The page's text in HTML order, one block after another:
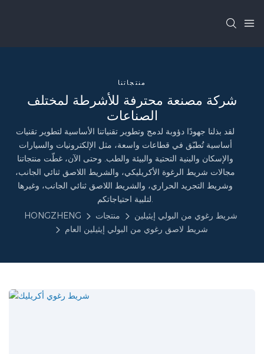
منتجاتنا
شركة مصنعة محترفة للأشرطة لمختلف
الصناعات
لقد بذلنا جهودًا دؤوبة لدمج وتطوير تقنياتنا الأساسية لتطوير تقنيات
أساسية تُطبّق في قطاعات واسعة، مثل الإلكترونيات والسيارات
والإسكان والبنية التحتية والبيئة والطب. وحتى الآن، غطّت منتجاتنا
مجالات شريط الرغوة الأكريليكي، والشريط اللاصق ثنائي الجانب،
وشريط التجريد الحراري، والشريط اللاصق ثنائي الجانب، وغيرها
لتلبية احتياجاتكم.
HONGZHENG
منتجات
شريط رغوي من البولي إيثيلين
شريط لاصق رغوي من البولي إيثيلين العام